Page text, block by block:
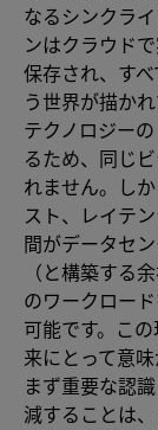
なるシンクラ
ンはクラウド
保存され、す
う世界が描かれ
テクノロジー
るため、同じ
れません。し
スト、レイテ
間がデータセ
（と構築する
のワークロー
可能です。こ
来にとって意味
まず重要な認
減することは